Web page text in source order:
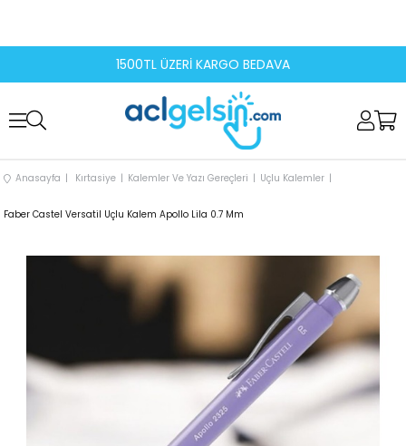
1500TL ÜZERİ KARGO BEDAVA
Anasayfa Kırtasiye Kalemler Ve Yazı Gereçleri Uçlu Kalemler
Faber Castel Versatil Uçlu Kalem Apollo Lila 0.7 Mm